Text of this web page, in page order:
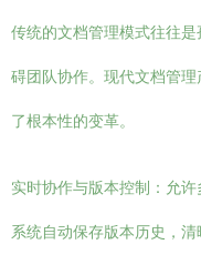
传统的文档管理模式往往
碍团队协作。现代文档管
了根本性的变革。
实时协作与版本控制：允
系统自动保存版本历史，